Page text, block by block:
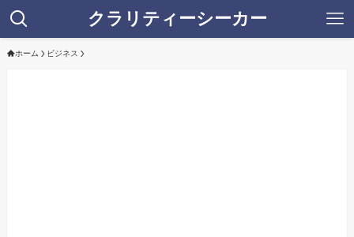
クラリティーシーカー
ホーム ビジネス